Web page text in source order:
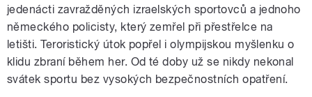
jedenácti zavražděných izraelských sportovců a jednoho
německého policisty, který zemřel při přestřelce na
letišti. Teroristický útok popřel i olympijskou myšlenku o
klidu zbraní během her. Od té doby už se nikdy nekonal
svátek sportu bez vysokých bezpečnostních opatření.